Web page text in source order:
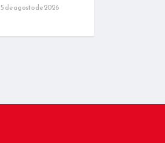
5 de agosto de 2026